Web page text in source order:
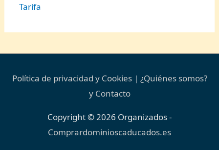
Tarifa
Política de privacidad y Cookies| ¿Quiénes somos?
y Contacto
Copyright © 2026 Organizados-
Comprardominioscaducados.es